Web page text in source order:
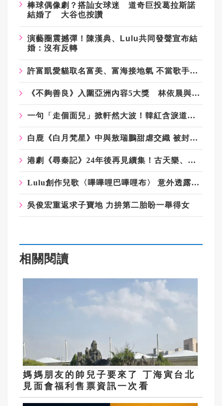
棒球偶像劇？搭訕女球迷 道奇巨投葛拉斯諾
結婚了 大谷也按讚
演藝圈震撼彈！陳漢典、Lulu共同發聲宣布結
婚：沒有反轉
許富凱愛貓取名富美、富海接地氣 不當歌手考慮轉行做美甲
《不夠善良》入圍亞洲內容5大獎 林依晨與朴寶英、周迅角逐女主獎
一句「走個面兒」掀軒然大波！韓紅含淚道歉稱退出公益 基金會回應：仍在第一線義診
白鹿《白月梵星》中與敖瑞鵬甜虐交織 被封「CP百搭體質」
港劇《尋秦記》24年後再見續集！古天樂、林峯、宣萱原班人馬合體
Lulu創作兒歌〈嗶嗶哩巴嗶哩布〉 意外透露自己守護靈是稻草人
吳俊宏重返求子寶地 力拚第二胎盼一舉得女
相關閱讀
媽媽朋友的帥兒子要來了 丁海寅台北
見面會福利售票資訊一次看